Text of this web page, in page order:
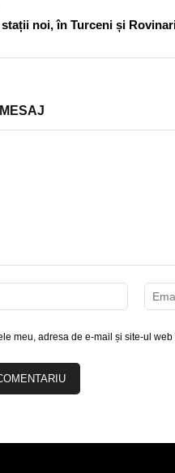
noi, în Turceni și
Nume:*
meu, adresa de e-mail și site-ul